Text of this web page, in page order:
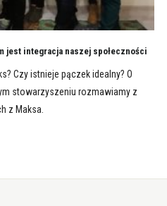
jest integracja naszej społeczności
Czy istnieje pączek idealny? O
stowarzyszeniu rozmawiamy z
z Maksa.